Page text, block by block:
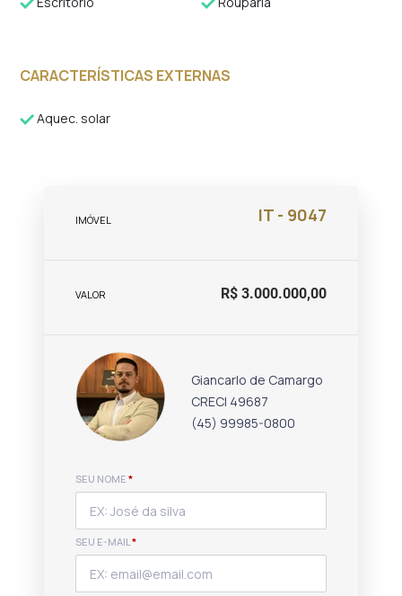
CARACTERÍSTICAS EXTERNAS
Aquec. solar
IMÓVEL IT - 9047
VALOR R$ 3.000.000,00
Giancarlo de Camargo
CRECI 49687
(45) 99985-0800
SEU NOME *
SEU E-MAIL*